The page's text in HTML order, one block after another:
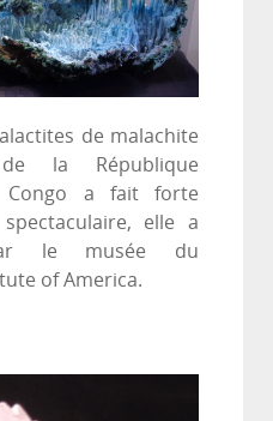
de malachite
la République
Congo a fait forte
elle a
le musée du
of America.